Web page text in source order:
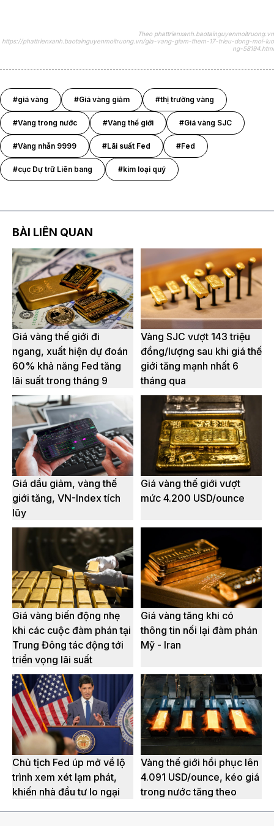
Theo phattrienxanh.baotainguyenmoitruong.vn
https://phattrienxanh.baotainguyenmoitruong.vn/gia-vang-giam-them-17-trieu-dong-moi-luo
ng-58194.html
#giá vàng #Giá vàng giảm #thị trường vàng
#Vàng trong nước #Vàng thế giới #Giá vàng SJC
#Vàng nhẫn 9999 #Lãi suất Fed #Fed
#cục Dự trữ Liên bang #kim loại quý
BÀI LIÊN QUAN
Giá vàng thế giới đi
ngang, xuất hiện dự đoán
60% khả năng Fed tăng
lãi suất trong tháng 9
Vàng SJC vượt 143 triệu
đồng/lượng sau khi giá thế
giới tăng mạnh nhất 6
tháng qua
Giá dầu giảm, vàng thế
giới tăng, VN-Index tích
lũy
Giá vàng thế giới vượt
mức 4.200 USD/ounce
Giá vàng biến động nhẹ
khi các cuộc đàm phán tại
Trung Đông tác động tới
triển vọng lãi suất
Giá vàng tăng khi có
thông tin nối lại đàm phán
Mỹ - Iran
Chủ tịch Fed úp mở về lộ
trình xem xét lạm phát,
khiến nhà đầu tư lo ngại
Vàng thế giới hồi phục lên
4.091 USD/ounce, kéo giá
trong nước tăng theo